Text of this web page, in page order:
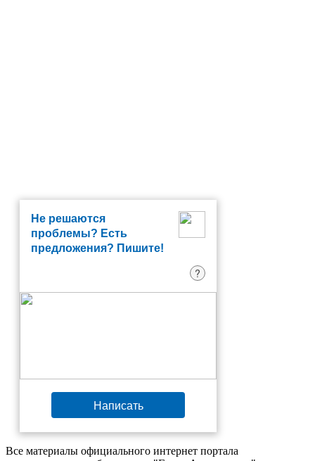
Не решаются
проблемы? Есть
предложения? Пишите!
?
Написать
Все материалы официального интернет портала